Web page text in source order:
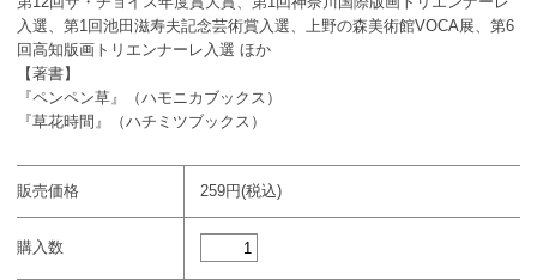
入選、第1回池田滋寿夫記念芸術賞入選、上野の森美術館VOCA展、第6
回高知版画トリエンナーレ入選 ほか
【著書】
『ペンペン草』（ハモニカブックス）
『草花時間』（ハチミツブックス）
販売価格 259円(税込)
購入数